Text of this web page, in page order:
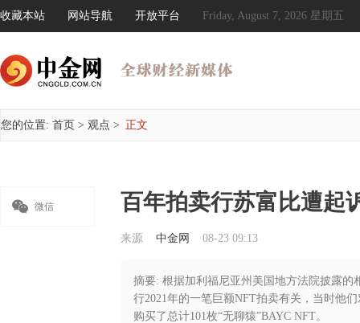
收藏本站 网站导航 开放平台 Friday, August 7, 2026 星期五
您的位置: 首页 > 观点 > 正文
 微信 百年拍卖行苏富比遭起
来源 中金网 08-23 09:13
摘要: 根据加利福尼亚州美国地方法院披露
行2021年的一笔巨额NFT拍卖有关，当时他
购买了总计101枚“无聊猿”BAYC NFT。